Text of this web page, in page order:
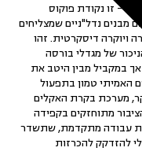
– זו נקודת פוקוס
מבנים נדל"ניים שמצליחים
ויוקרה דיסקרטית. זהו
של מגדלי בורסה
במקביל מבין היטב את
האמיתי טמון בתפעול
מערכת בקרת האקלים
מתוחזקים בקפידה
עבודה מתקדמת, שתשדר
להזדקק להכרזות